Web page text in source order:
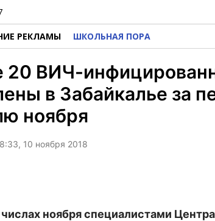
РЕКЛАМЫ ШКОЛЬНАЯ ПОРА
20 ВИЧ-
в Забайкалье за
ноября
10 ноября 2018
ноября специалистами